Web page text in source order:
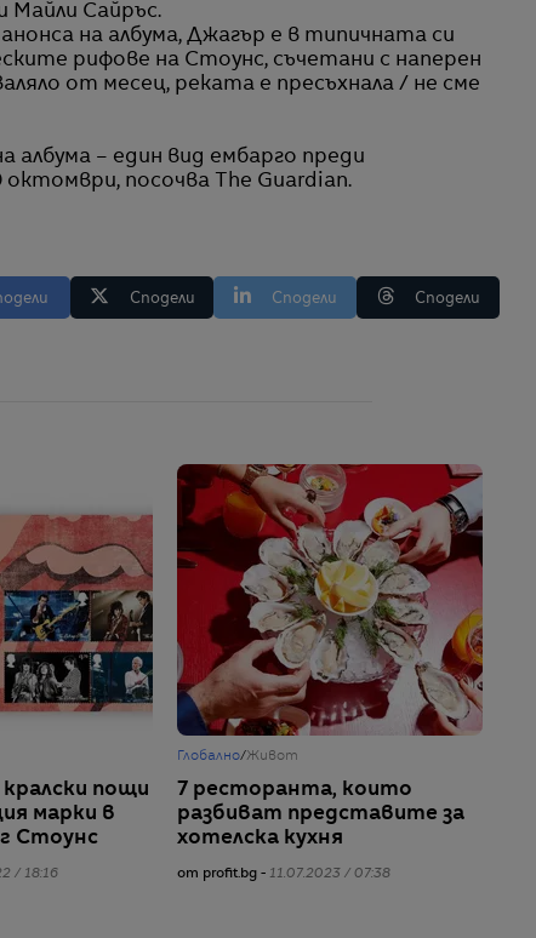
Майли Сайръс.
на албума, Джагър е в типичната си
рифове на Стоунс, съчетани с наперен
от месец, реката е пресъхнала / не сме
албума – един вид ембарго преди
посочва The Guardian.
Сподели Сподели Сподели
пощи
марки в
Стоунс
/ 18:16
Глобално/Живот
7 ресторанта, които
разбиват представите за
хотелска кухня
от profit.bg - 11.07.2023 / 07:38